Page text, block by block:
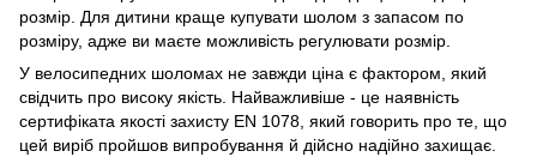
розмір. Для дитини краще купувати шолом з запасом по
розміру, адже ви маєте можливість регулювати розмір.
У велосипедних шоломах не завжди ціна є фактором, який
свідчить про високу якість. Найважливіше - це наявність
сертифіката якості захисту EN 1078, який говорить про те, що
цей виріб пройшов випробування й дійсно надійно захищає.